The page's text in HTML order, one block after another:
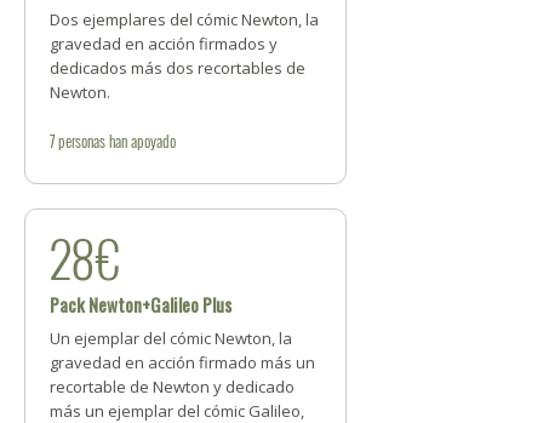
Dos ejemplares del cómic Newton, la
gravedad en acción firmados y
dedicados más dos recortables de
Newton.
7personashan apoyado
28€
Pack Newton+Galileo Plus
Un ejemplar del cómic Newton, la
gravedad en acción firmado más un
recortable de Newton y dedicado
más un ejemplar del cómic Galileo,